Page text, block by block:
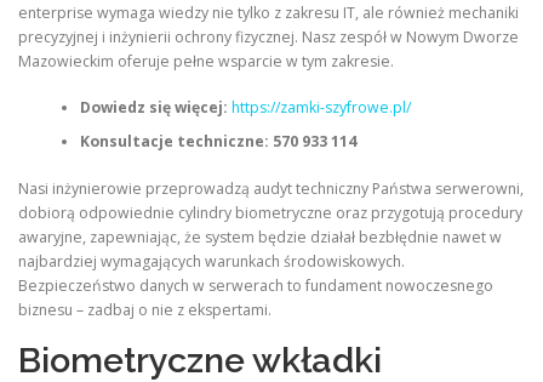
enterprise wymaga wiedzy nie tylko z zakresu IT, ale również mechaniki
precyzyjnej i inżynierii ochrony fizycznej. Nasz zespół w Nowym Dworze
Mazowieckim oferuje pełne wsparcie w tym zakresie.
Dowiedz się więcej: https://zamki-szyfrowe.pl/
Konsultacje techniczne: 570 933 114
Nasi inżynierowie przeprowadzą audyt techniczny Państwa serwerowni,
dobiorą odpowiednie cylindry biometryczne oraz przygotują procedury
awaryjne, zapewniając, że system będzie działał bezbłędnie nawet w
najbardziej wymagających warunkach środowiskowych.
Bezpieczeństwo danych w serwerach to fundament nowoczesnego
biznesu – zadbaj o nie z ekspertami.
Biometryczne wkładki